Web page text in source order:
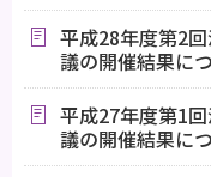
平成28年度第2
議の開催結果に
平成27年度第1
議の開催結果に